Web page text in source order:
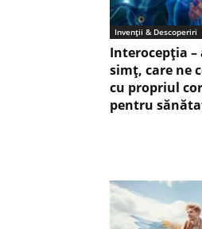
Invenții & Descoperiri
Interocepţia –
simț, care ne
cu propriul
pentru